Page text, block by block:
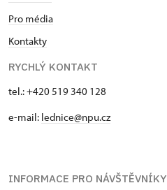
Pro média
Kontakty
RYCHLÝ KONTAKT
tel.: +420 519 340 128
e-mail: lednice@npu.cz
INFORMACE PRO NÁVŠTĚVNÍKY